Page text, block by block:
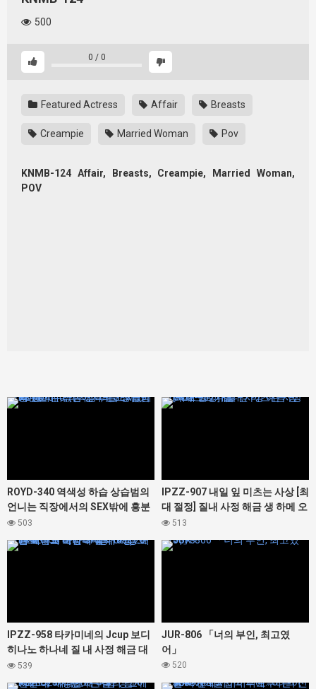
500
0 / 0
Featured Actress Affair Breasts
Creampie Married Woman Pov
KNMB-124 Affair, Breasts, Creampie, Married Woman,
POV
427348
ROYD-340 역색성 하습 상습범의
언니는 직장에서의 SEX밖에 흥분
할 수 없는 성욕 몬스터였다. 봉 미
503
427412
IPZZ-907 내일 잎 미츠는 사상 [최
대 절정] 질내 사정 해금 생 하메 오
르가즘
513
427442
IPZZ-958 타카미네의 Jcup 보디
히나노 하나네 질 내 사정 해금 대
난교 노컷 SP 총 16명 20발 오버의
539
427378
JUR-806 「너의 부인, 최고였
어」
520
427328 427366